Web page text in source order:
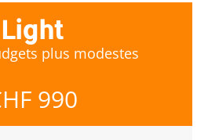
Light
plus modestes
990